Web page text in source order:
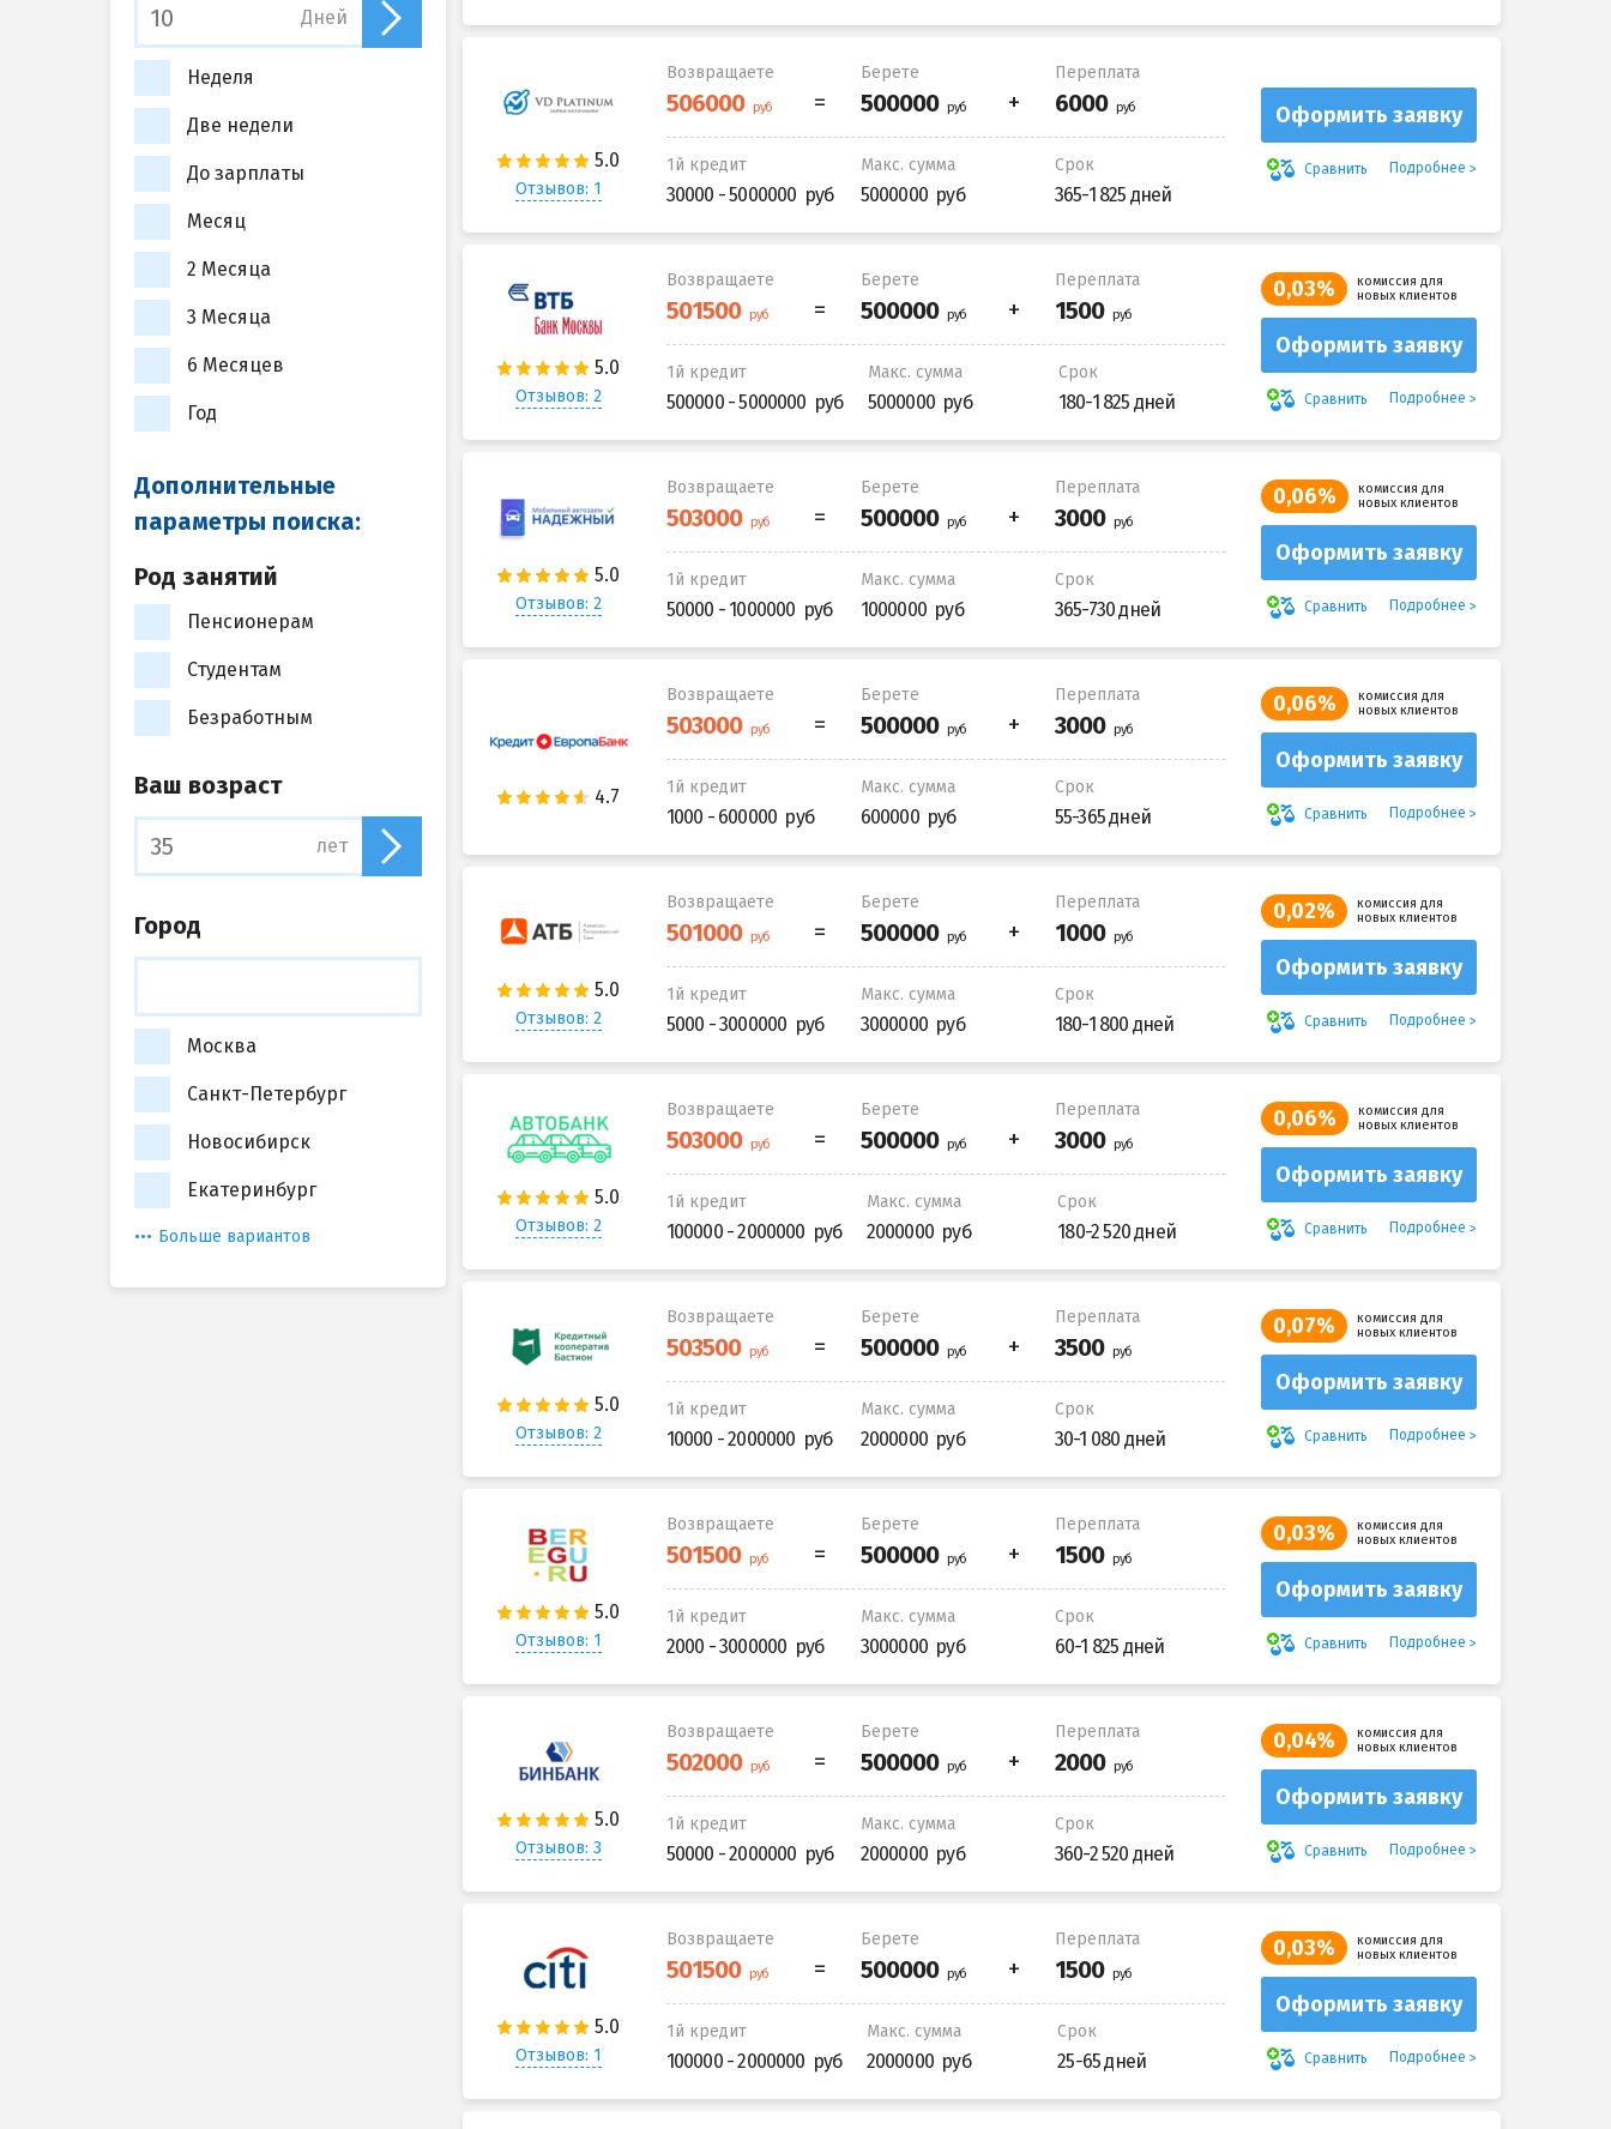
Отзывов: 1
Возвращаете Берете Переплата
1й кредит
30000 - 5000000
Макс. сумма
5000000
Срок
365-1 825 дней
Оформить заявку
Сравнить Подробнее
Отзывов: 2
Возвращаете Берете Переплата
1й кредит
500000 - 5000000
Макс. сумма
5000000
Срок
180-1 825 дней
0,03%
комиссия для
новых клиентов
Оформить заявку
Сравнить Подробнее
Отзывов: 2
Возвращаете Берете Переплата
1й кредит
50000 - 1000000
Макс. сумма
1000000
Срок
365-730 дней
0,06%
комиссия для
новых клиентов
Оформить заявку
Сравнить Подробнее
Возвращаете Берете Переплата
1й кредит
1000 - 600000
Макс. сумма
600000
Срок
55-365 дней
0,06%
комиссия для
новых клиентов
Оформить заявку
Сравнить Подробнее
Отзывов: 2
Возвращаете Берете Переплата
1й кредит
5000 - 3000000
Макс. сумма
3000000
Срок
180-1 800 дней
0,02%
комиссия для
новых клиентов
Оформить заявку
Сравнить Подробнее
Отзывов: 2
Возвращаете Берете Переплата
1й кредит
100000 - 2000000
Макс. сумма
2000000
Срок
180-2 520 дней
0,06%
комиссия для
новых клиентов
Оформить заявку
Сравнить Подробнее
Отзывов: 2
Возвращаете Берете Переплата
1й кредит
10000 - 2000000
Макс. сумма
2000000
Срок
30-1 080 дней
0,07%
комиссия для
новых клиентов
Оформить заявку
Сравнить Подробнее
Отзывов: 1
Возвращаете Берете Переплата
1й кредит
2000 - 3000000
Макс. сумма
3000000
Срок
60-1 825 дней
0,03%
комиссия для
новых клиентов
Оформить заявку
Сравнить Подробнее
Отзывов: 3
Возвращаете Берете Переплата
1й кредит
50000 - 2000000
Макс. сумма
2000000
Срок
360-2 520 дней
0,04%
комиссия для
новых клиентов
Оформить заявку
Сравнить Подробнее
Отзывов: 1
Возвращаете Берете Переплата
1й кредит
100000 - 2000000
Макс. сумма
2000000
Срок
25-65 дней
0,03%
комиссия для
новых клиентов
Оформить заявку
Сравнить Подробнее
Дней
Неделя
Две недели
До зарплаты
Месяц
2 Месяца
3 Месяца
6 Месяцев
Год
Дополнительные
параметры поиска:
Род занятий
Пенсионерам
Студентам
Безработным
Ваш возраст
лет
Город
Москва
Санкт-Петербург
Новосибирск
Екатеринбург
Больше вариантов